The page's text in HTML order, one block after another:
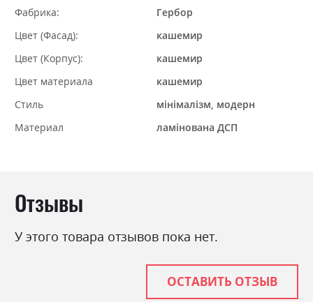
Фабрика:
Гербор
Цвет (Фасад):
кашемир
Цвет (Корпус):
кашемир
Цвет материала
кашемир
Стиль
мінімалізм, модерн
Материал
ламінована ДСП
Отзывы
У этого товара отзывов пока нет.
ОСТАВИТЬ ОТЗЫВ